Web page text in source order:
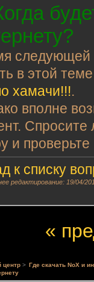
следующей
в этой
хамачи!!!.
вполне
Спросите
и
к списку
редактирование: 19/04/
«
центр > Где скачать NoX и